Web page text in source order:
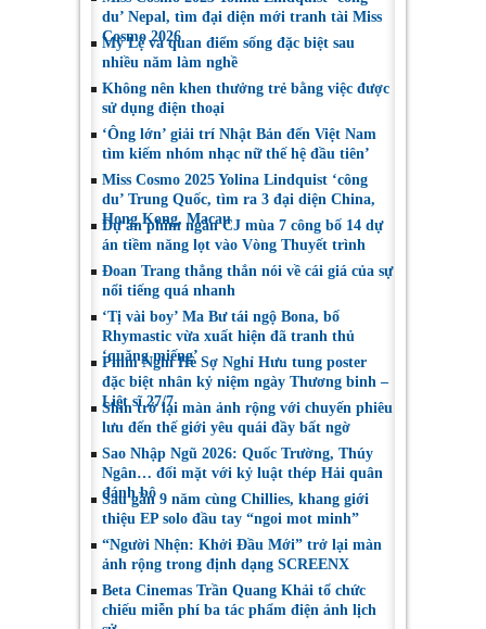
du’ Nepal, tìm đại diện mới tranh tài Miss
Cosmo 2026
Mỹ Lệ và quan điểm sống đặc biệt sau
nhiều năm làm nghề
Không nên khen thưởng trẻ bằng việc được
sử dụng điện thoại
‘Ông lớn’ giải trí Nhật Bản đến Việt Nam
tìm kiếm nhóm nhạc nữ thế hệ đầu tiên’
Miss Cosmo 2025 Yolina Lindquist ‘công
du’ Trung Quốc, tìm ra 3 đại diện China,
Hong Kong, Macau
Dự án phim ngắn CJ mùa 7 công bố 14 dự
án tiềm năng lọt vào Vòng Thuyết trình
Đoan Trang thẳng thắn nói về cái giá của sự
nổi tiếng quá nhanh
‘Tị vài boy’ Ma Bư tái ngộ Bona, bố
Rhymastic vừa xuất hiện đã tranh thủ
‘quăng miếng’
Phim Nghỉ Hè Sợ Nghỉ Hưu tung poster
đặc biệt nhân kỷ niệm ngày Thương binh –
Liệt sĩ 27/7
Shin trở lại màn ảnh rộng với chuyến phiêu
lưu đến thế giới yêu quái đầy bất ngờ
Sao Nhập Ngũ 2026: Quốc Trường, Thúy
Ngân… đối mặt với kỷ luật thép Hải quân
đánh bộ
Sau gần 9 năm cùng Chillies, khang giới
thiệu EP solo đầu tay “ngoi mot minh”
“Người Nhện: Khởi Đầu Mới” trở lại màn
ảnh rộng trong định dạng SCREENX
Beta Cinemas Trần Quang Khải tổ chức
chiếu miễn phí ba tác phẩm điện ảnh lịch